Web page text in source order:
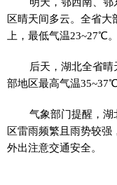
区晴天间多云。全省
上，最低气温23~27℃。
后天，湖北全省
部地区最高气温
气象部门提醒，
区雷雨频繁且雨势较强
外出注意交通安全。